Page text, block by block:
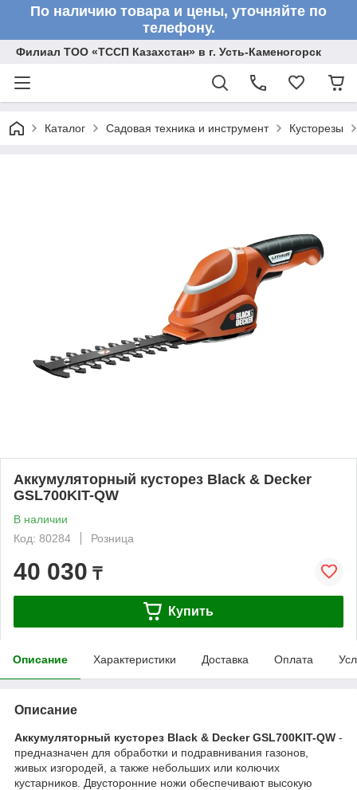
По наличию товара и цены, уточняйте по
телефону.
Филиал ТОО «ТССП Казахстан» в г. Усть-Каменогорск
Каталог Садовая техника и инструмент Кусторезы
Аккумуляторный кусторез Black & Decker
GSL700KIT-QW
В наличии
Код: 80284
Розница
40 030 ₸
Купить
Описание Характеристики Доставка Оплата
Описание
Аккумуляторный кусторез Black & Decker GSL700KIT-QW -
предназначен для обработки и подравнивания газонов,
живых изгородей, а также небольших или колючих
кустарников. Двусторонние ножи обеспечивают высокую